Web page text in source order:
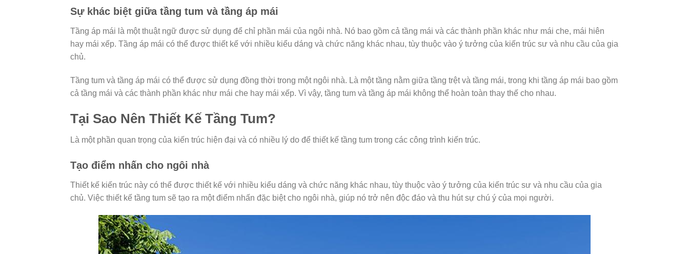
Sự khác biệt giữa tầng tum và tầng áp mái
Tầng áp mái là một thuật ngữ được sử dụng để chỉ phần mái của ngôi nhà. Nó bao gồm cả tầng mái và các thành phần khác như mái che, mái hiên
hay mái xếp. Tầng áp mái có thể được thiết kế với nhiều kiểu dáng và chức năng khác nhau, tùy thuộc vào ý tưởng của kiến trúc sư và nhu cầu của gia
chủ.
Tầng tum và tầng áp mái có thể được sử dụng đồng thời trong một ngôi nhà. Là một tầng nằm giữa tầng trệt và tầng mái, trong khi tầng áp mái bao gồm
cả tầng mái và các thành phần khác như mái che hay mái xếp. Vì vậy, tầng tum và tầng áp mái không thể hoàn toàn thay thế cho nhau.
Tại Sao Nên Thiết Kế Tầng Tum?
Là một phần quan trọng của kiến trúc hiện đại và có nhiều lý do để thiết kế tầng tum trong các công trình kiến trúc.
Tạo điểm nhấn cho ngôi nhà
Thiết kế kiến trúc này có thể được thiết kế với nhiều kiểu dáng và chức năng khác nhau, tùy thuộc vào ý tưởng của kiến trúc sư và nhu cầu của gia
chủ. Việc thiết kế tầng tum sẽ tạo ra một điểm nhấn đặc biệt cho ngôi nhà, giúp nó trở nên độc đáo và thu hút sự chú ý của mọi người.